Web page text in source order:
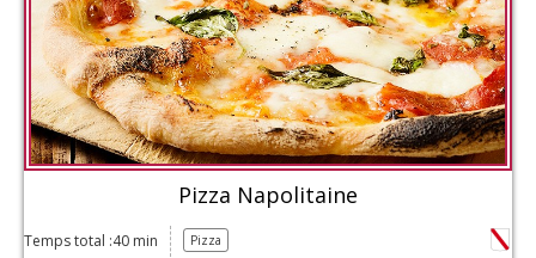
Pizza Napolitaine
Temps total :40 min Pizza